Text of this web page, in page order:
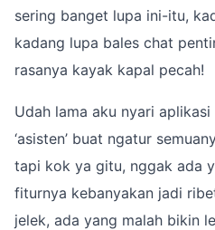
sering banget lupa ini-itu,
kadang lupa bales chat
rasanya kayak kapal pecah!
Udah lama aku nyari
‘asisten’ buat ngatur
tapi kok ya gitu, nggak ada
fiturnya kebanyakan jadi
jelek, ada yang malah bikin